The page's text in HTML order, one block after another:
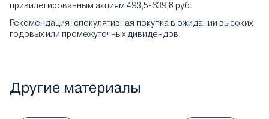
привилегированным акциям 493,5-639,8 руб.
Рекомендация: спекулятивная покупка в ожидании высоких
годовых или промежуточных дивидендов.
Другие материалы